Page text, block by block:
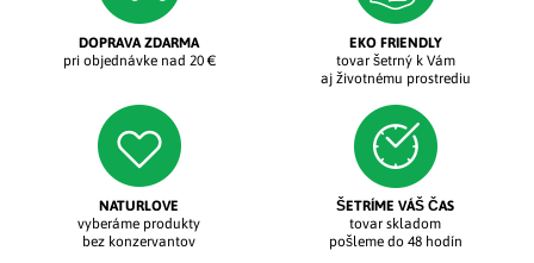
DOPRAVA ZDARMA
pri objednávke nad 20 €
EKO FRIENDLY
tovar šetrný k Vám
aj životnému prostrediu
NATURLOVE
vyberáme produkty
bez konzervantov
ŠETRÍME VÁŠ ČAS
tovar skladom
pošleme do 48 hodín